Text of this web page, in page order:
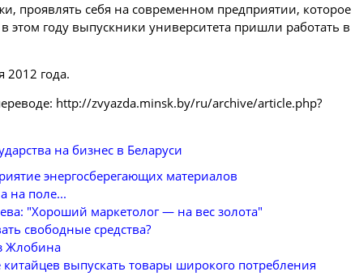
проявлять себя на современном предприятии, которое
этом году выпускники университета пришли работать в
2012 года.
http://zvyazda.minsk.by/ru/archive/article.php?
на бизнес в Беларуси
энергосберегающих материалов
на поле...
"Хороший маркетолог — на вес золота"
свободные средства?
Жлобина
выпускать товары широкого потребления